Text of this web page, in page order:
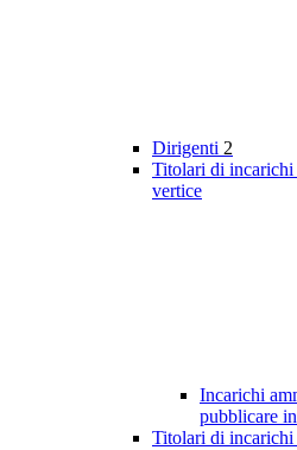
Dirigenti 2
Titolari di
vertice
Incarichi
pubblicare
Titolari di